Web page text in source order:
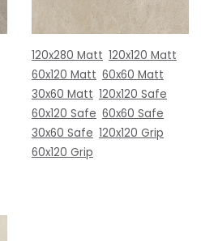
120x280 Matt 120x120 Matt
60x120 Matt 60x60 Matt
30x60 Matt 120x120 Safe
60x120 Safe 60x60 Safe
30x60 Safe 120x120 Grip
60x120 Grip